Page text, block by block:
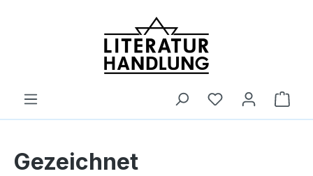
Gezeichnet